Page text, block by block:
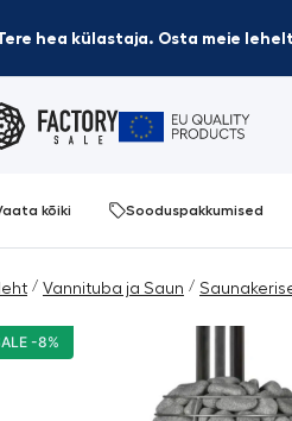
hea külastaja. Osta meie
kõiki Sooduspakkumised
/ Vannituba ja Saun /
-8%